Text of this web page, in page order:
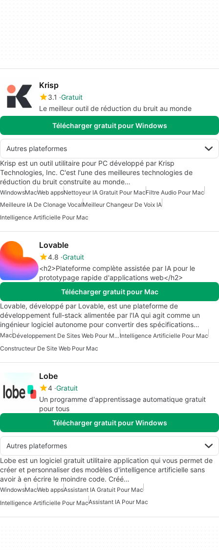
Krisp
3.1 Gratuit
Le meilleur outil de réduction du bruit au monde
Télécharger gratuit pour Windows
Autres plateformes
Krisp est un outil utilitaire pour PC développé par Krisp
Technologies, Inc. C'est l'une des meilleures technologies de
réduction du bruit construite au monde…
WindowsMacWeb appsNettoyeur IA Gratuit Pour MacFiltre Audio Pour Mac
Meilleure IA De Clonage VocalMeilleur Changeur De Voix IA
Intelligence Artificielle Pour Mac
Lovable
4.8 Gratuit
<h2>Plateforme complète assistée par IA pour le
prototypage rapide d'applications web</h2>
Télécharger gratuit pour Mac
Lovable, développé par Lovable, est une plateforme de
développement full-stack alimentée par l'IA qui agit comme un
ingénieur logiciel autonome pour convertir des spécifications…
Mac Développement De Sites Web Pour MacIntelligence Artificielle Pour Mac
Constructeur De Site Web Pour Mac
Lobe
4 Gratuit
Un programme d'apprentissage automatique gratuit
pour tous
Télécharger gratuit pour Windows
Autres plateformes
Lobe est un logiciel gratuit utilitaire application qui vous permet de
créer et personnaliser des modèles d'intelligence artificielle sans
avoir à en écrire le moindre code. Créé…
WindowsMacWeb appsAssistant IA Gratuit Pour Mac
Intelligence Artificielle Pour MacAssistant IA Pour Mac